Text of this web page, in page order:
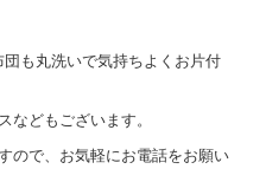
も丸洗いで気持ちよくお片付
などもございます。
ので、お気軽にお電話をお願い